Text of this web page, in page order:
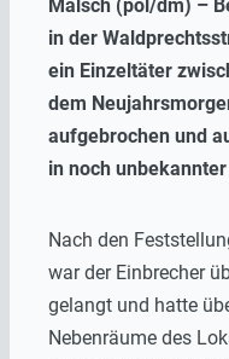
Malsch (pol/dm) –
in der
ein Einzeltäter
dem
aufgebrochen und
in noch
Nach den
war der Einbrecher
gelangt und hatte
Nebenräume des